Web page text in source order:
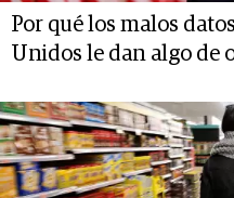
Por qué los malos
Unidos le dan algo de